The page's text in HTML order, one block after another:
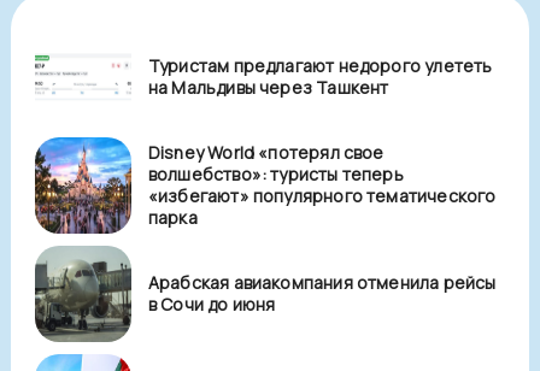
Туристам предлагают недорого улететь
на Мальдивы через Ташкент
Disney World «потерял свое
волшебство»: туристы теперь
«избегают» популярного тематического
парка
Арабская авиакомпания отменила рейсы
в Сочи до июня